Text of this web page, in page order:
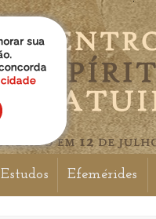
Estudos Efemérides